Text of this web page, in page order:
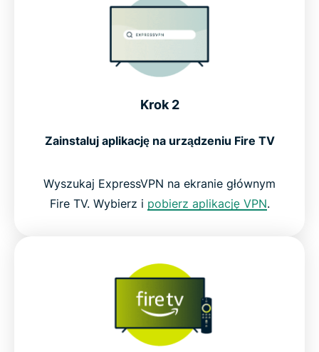
Krok 2
Zainstaluj aplikację na urządzeniu Fire TV
Wyszukaj ExpressVPN na ekranie głównym
Fire TV. Wybierz i pobierz aplikację VPN.